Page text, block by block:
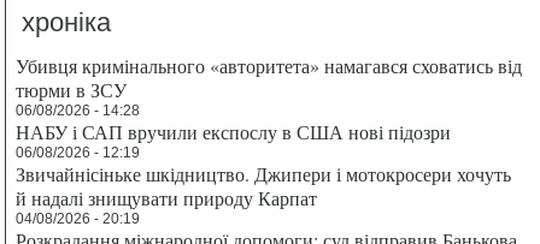
хроніка
Убивця кримінального «авторитета» намагався сховатись від
тюрми в ЗСУ
06/08/2026 - 14:28
НАБУ і САП вручили експослу в США нові підозри
06/08/2026 - 12:19
Звичайнісіньке шкідництво. Джипери і мотокросери хочуть
й надалі знищувати природу Карпат
04/08/2026 - 20:19